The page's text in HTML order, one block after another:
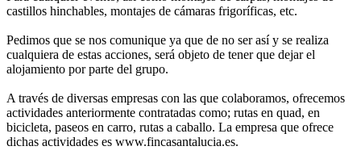
castillos hinchables, montajes de cámaras frigoríficas, etc.
Pedimos que se nos comunique ya que de no ser así y se realiza
cualquiera de estas acciones, será objeto de tener que dejar el
alojamiento por parte del grupo.
A través de diversas empresas con las que colaboramos, ofrecemos
actividades anteriormente contratadas como; rutas en quad, en
bicicleta, paseos en carro, rutas a caballo. La empresa que ofrece
dichas actividades es www.fincasantalucia.es.